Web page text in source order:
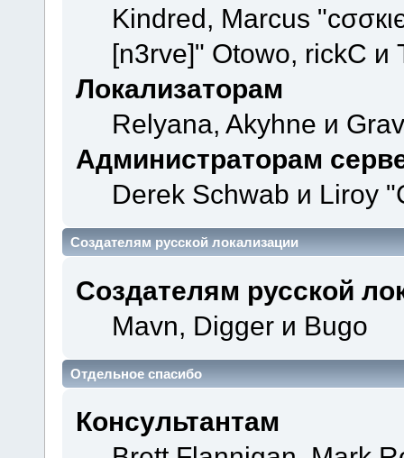
Kindred, Marcus
[n3rve]" Otowo, rickC и
Локализаторам
Relyana, Akyhne и
Администраторам
Derek Schwab и Liroy
Создателям русской локализации
Создателям русской
Mavn, Digger и Bugo
Отдельное спасибо
Консультантам